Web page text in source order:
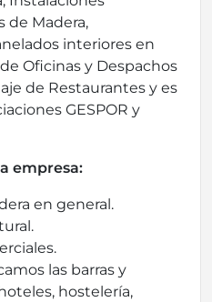
de Madera,
interiores en
Oficinas y Despachos
de Restaurantes y es
GESPOR y
empresa:
en general.
las barras y
hostelería,